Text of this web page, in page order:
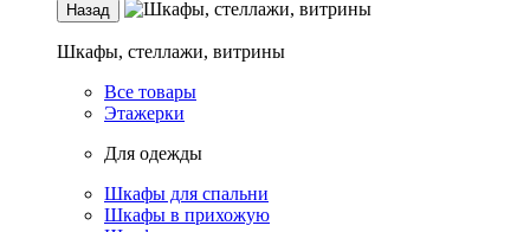
Назад
Шкафы, стеллажи, витрины
Все товары
Этажерки
Для одежды
Шкафы для спальни
Шкафы в прихожую